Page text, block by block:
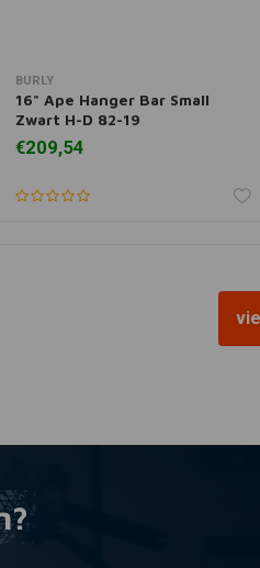
Toevoegen aan winkelwagen
BURLY
16" Ape Hanger Bar Small
Zwart H-D 82-19
€209,54
BURLY